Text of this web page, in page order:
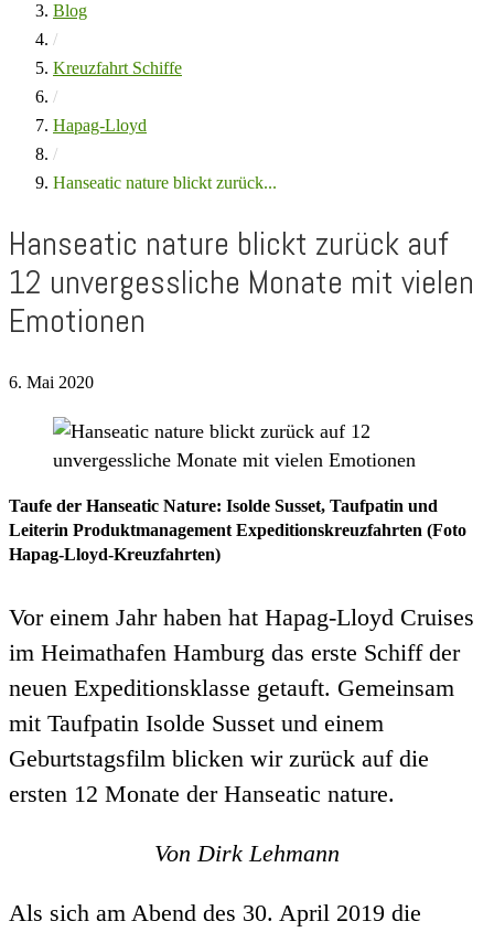
Blog
/
Kreuzfahrt Schiffe
/
Hapag-Lloyd
/
Hanseatic nature blickt zurück...
Hanseatic nature blickt zurück auf
12 unvergessliche Monate mit vielen
Emotionen
6. Mai 2020
Taufe der Hanseatic Nature: Isolde Susset, Taufpatin und
Leiterin Produktmanagement Expeditionskreuzfahrten (Foto
Hapag-Lloyd-Kreuzfahrten)
Vor einem Jahr haben hat Hapag-Lloyd Cruises
im Heimathafen Hamburg das erste Schiff der
neuen Expeditionsklasse getauft. Gemeinsam
mit Taufpatin Isolde Susset und einem
Geburtstagsfilm blicken wir zurück auf die
ersten 12 Monate der Hanseatic nature.
Von Dirk Lehmann
Als sich am Abend des 30. April 2019 die